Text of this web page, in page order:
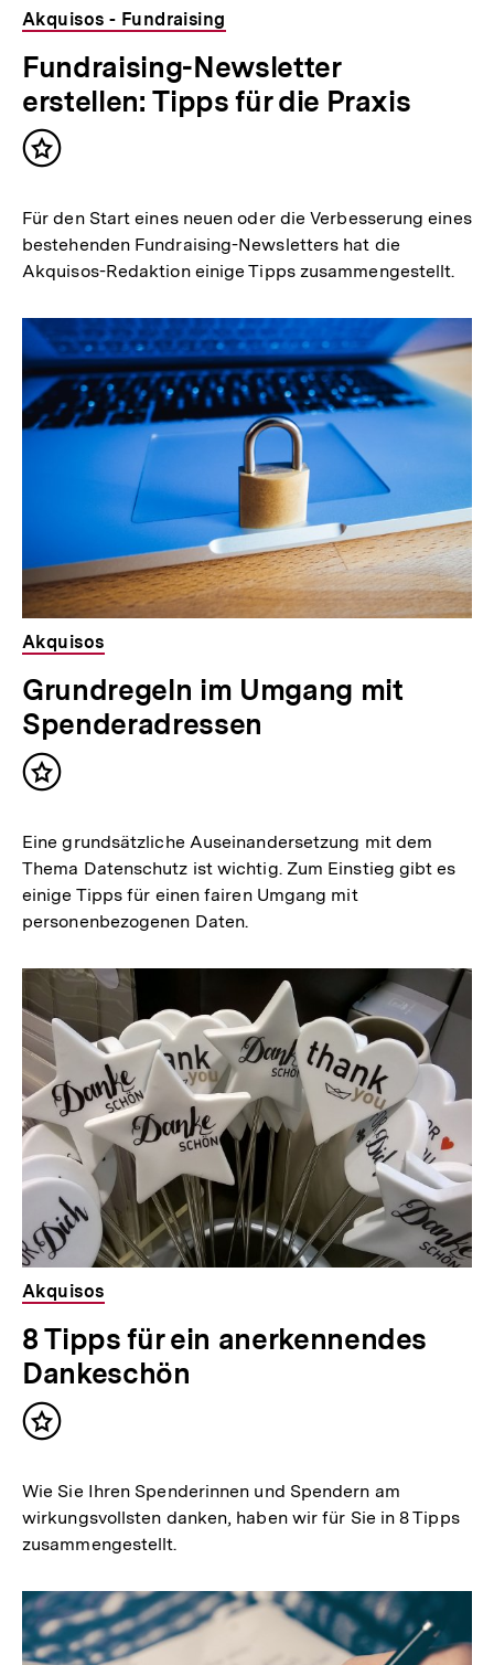
Akquisos - Fundraising
Fundraising-Newsletter
erstellen: Tipps für die Praxis
Inhalt
Für den Start eines neuen oder die Verbesserung eines
bestehenden Fundraising-Newsletters hat die
Akquisos-Redaktion einige Tipps zusammengestellt.
Akquisos
Grundregeln im Umgang mit
Spenderadressen
Inhalt
Eine grundsätzliche Auseinandersetzung mit dem
Thema Datenschutz ist wichtig. Zum Einstieg gibt es
einige Tipps für einen fairen Umgang mit
personenbezogenen Daten.
Akquisos
8 Tipps für ein anerkennendes
Dankeschön
Inhalt
Wie Sie Ihren Spenderinnen und Spendern am
wirkungsvollsten danken, haben wir für Sie in 8 Tipps
zusammengestellt.